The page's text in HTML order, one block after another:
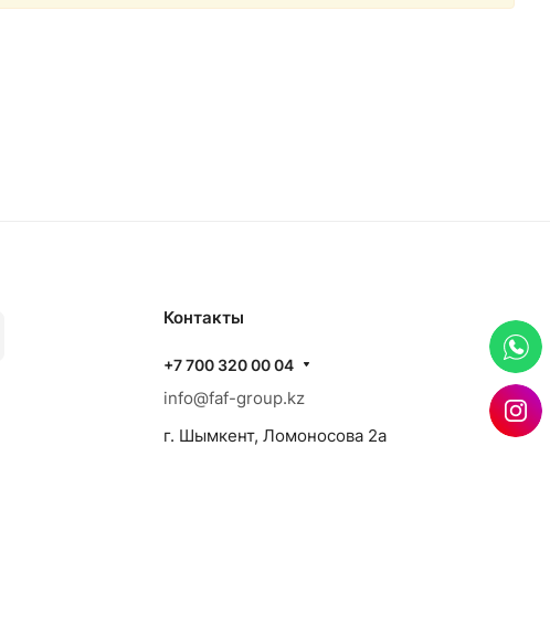
Контакты
+7 700 320 00 04
info@faf-group.kz
г. Шымкент, Ломоносова 2а